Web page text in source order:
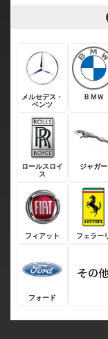
メルセデス・
ベンツ
ＢＭＷ
ロールスロイ
ス
ジャガー
フィアット フェラー
フォード